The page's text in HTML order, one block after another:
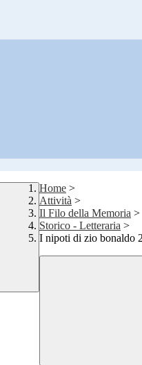
Home >
Attività >
Il Filo della Memoria >
Storico - Letteraria >
I nipoti di zio bonaldo